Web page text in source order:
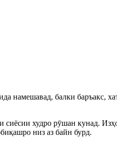
намешавад, балки баръакс,
худро рӯшан кунад.
низ аз байн бурд.